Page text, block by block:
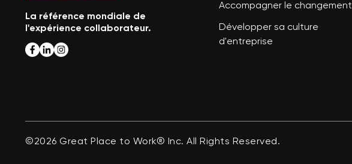
La référence mondiale de
l'expérience collaborateur.
Accompagner le changement
Développer sa culture
d'entreprise
©2026 Great Place to Work® Inc. All Rights Reserved.